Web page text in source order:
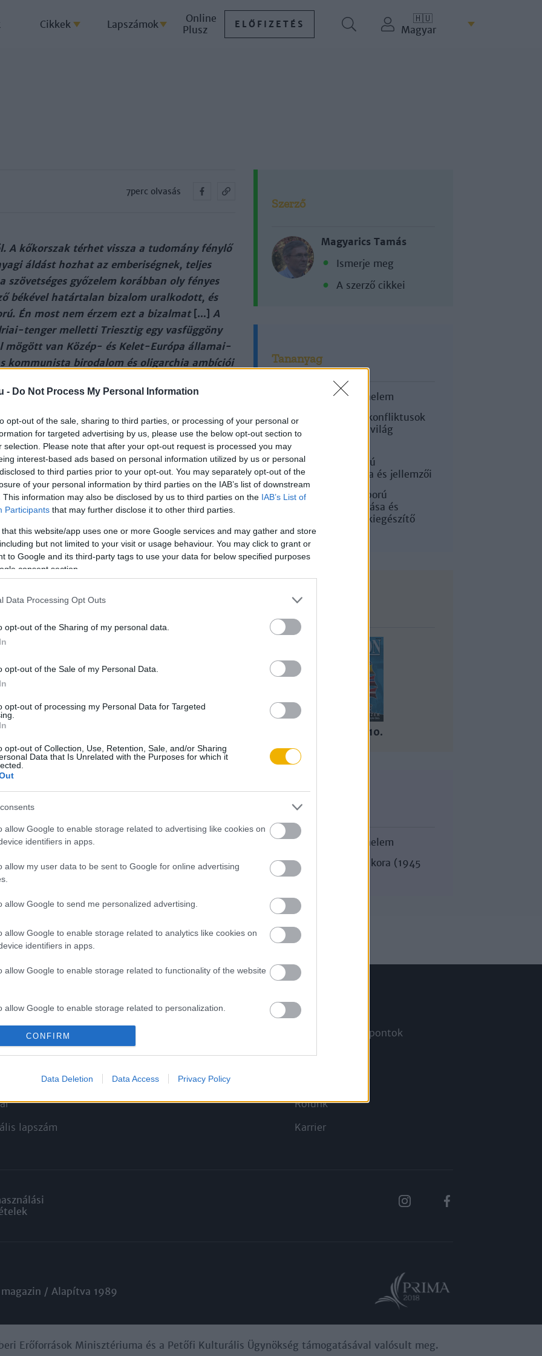
- Do Not Process My Personal Information
opt-out of the sale, sharing to third parties, or processing of your personal or
for targeted advertising by us, please use the below opt-out section to
selection. Please note that after your opt-out request is processed you may
interest-based ads based on personal information utilized by us or personal
to third parties prior to your opt-out. You may separately opt-out of the
of your personal information by third parties on the IAB’s list of downstream
This information may also be disclosed by us to third parties on the IAB’s List of
Participants that may further disclose it to other third parties.
that this website/app uses one or more Google services and may gather and store
but not limited to your visit or usage behaviour. You may click to grant or
to Google and its third-party tags to use your data for below specified purposes
consent section.
Data Processing Opt Outs
opt-out of the Sharing of my personal data.
opt-out of the Sale of my Personal Data.
opt-out of processing my Personal Data for Targeted
opt-out of Collection, Use, Retention, Sale, and/or Sharing
Data that Is Unrelated with the Purposes for which it
allow Google to enable storage related to advertising like cookies on
identifiers in apps.
allow my user data to be sent to Google for online advertising
allow Google to send me personalized advertising.
allow Google to enable storage related to analytics like cookies on
identifiers in apps.
allow Google to enable storage related to functionality of the website
allow Google to enable storage related to personalization.
allow Google to enable storage related to security, including
functionality and fraud prevention, and other user protection.
CONFIRM
Data Deletion Data Access Privacy Policy
Cikkek Lapszámok
Online
Plusz
ELŐFIZETÉS
🇭🇺
Magyar
7perc olvasás
A kő­kor­szak tér­het vissza a tu­do­mány fény­lő
ál­dást hoz­hat az em­be­ri­ség­nek, tel­jes
győ­ze­lem ko­ráb­ban oly fé­nyes
bé­ké­vel ha­tár­ta­lan bi­za­lom ural­ko­dott, és
Én most nem ér­zem ezt a bi­zal­mat […] A
ten­ger mel­let­ti Triesz­tig egy vas­füg­göny
mö­gött van Kö­zép- és Ke­let-Eu­ró­pa ál­la­mai­
kom­mu­nis­ta bi­ro­da­lom és oli­gar­chia am­bí­ciói
mi­nisz­ter­el­nö­ké­nek, Win­ston Chur­chill­nek
ta­lál­ha­tó Ful­ton­ban, a West­mins­ter Fő­is­
alatt hí­res-hír­hedt­té vált. A szov­je­tek és az
kap­tak az al­kal­mon, és hi­deg­há­bo­rús uszí­
plasz­ti­ku­san jel­lem­ző brit po­li­ti­kust,
kap minden történelmi tartalmunkhoz:
tartalma
Próbálja ki!
200 FT-ÉRT
fiókkal, kattintson ide:REGISZTRÁCIÓ.
Szerző
Magyarics Tamás
Ismerje meg
A szerző cikkei
Tananyag
Egyetemes történelem
Hidegháborús konfliktusok
és a kétpólusú világ
A hidegháború
kibontakozása és jellemzői
A hidegháború
kibontakozása és
jellemzői (kiegészítő
Lapszám
2002/9-10.
Korszak
Egyetemes történelem
A hidegháború kora (1945
után)
lapszám
Aktuális promóciók
Ajándék előfizetés aktiválása
Információ
Megjelenési időpontok
Hírlevél
Rólunk
Karrier
/ Alapítva 1989
Erőforrások Minisztériuma és a Petőfi Kulturális Ügynökség támogatásával valósult meg.